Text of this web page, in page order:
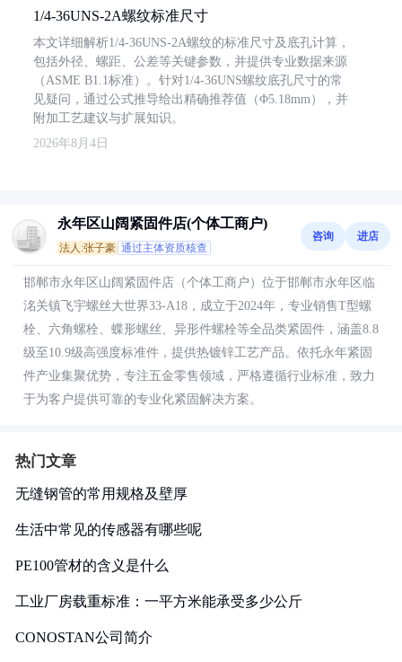
1/4-36UNS-2A螺纹标准尺寸
本文详细解析1/4-36UNS-2A螺纹的标准尺寸及底孔计算，
包括外径、螺距、公差等关键参数，并提供专业数据来源
（ASME B1.1标准）。针对1/4-36UNS螺纹底孔尺寸的常
见疑问，通过公式推导给出精确推荐值（Φ5.18mm），并
附加工艺建议与扩展知识。
2026年8月4日
永年区山阔紧固件店(个体工商户)
法人:张子豪 通过主体资质核查
咨询 进店
邯郸市永年区山阔紧固件店（个体工商户）位于邯郸市永年区临
洺关镇飞宇螺丝大世界33-A18，成立于2024年，专业销售T型螺
栓、六角螺栓、蝶形螺丝、异形件螺栓等全品类紧固件，涵盖8.8
级至10.9级高强度标准件，提供热镀锌工艺产品。依托永年紧固
件产业集聚优势，专注五金零售领域，严格遵循行业标准，致力
于为客户提供可靠的专业化紧固解决方案。
热门文章
无缝钢管的常用规格及壁厚
生活中常见的传感器有哪些呢
PE100管材的含义是什么
工业厂房载重标准：一平方米能承受多少公斤
CONOSTAN公司简介